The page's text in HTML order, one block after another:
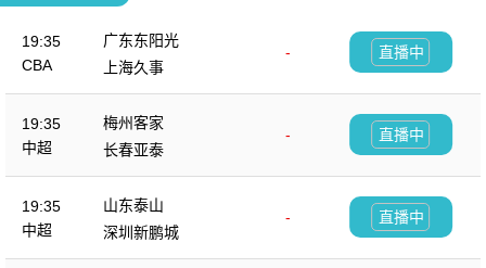
19:35
CBA
广东东阳光
-
上海久事
直播中
19:35
中超
梅州客家
-
长春亚泰
直播中
19:35
中超
山东泰山
-
深圳新鹏城
直播中